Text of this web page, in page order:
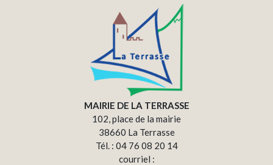
MAIRIE DE LA TERRASSE
102, place de la mairie
38660 La Terrasse
Tél. : 04 76 08 20 14
courriel :